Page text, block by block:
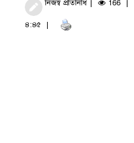
নিজস্ব প্রতিনিধি 166
৪:৪৫